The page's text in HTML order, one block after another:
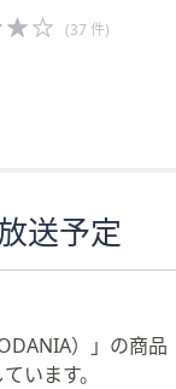
4.0
of
(37 件)
送予定
）」の商品
います。